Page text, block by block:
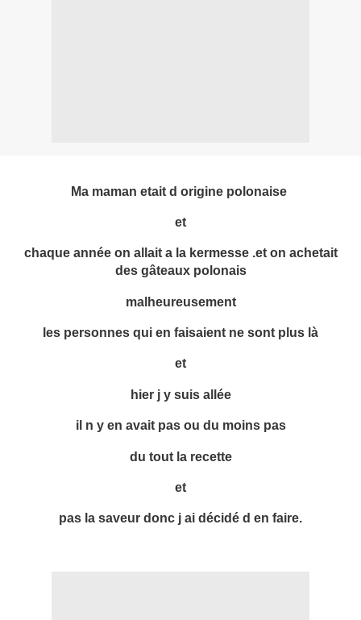
Ma maman etait d origine polonaise
et
chaque année on allait a la kermesse .et on achetait
des gâteaux polonais
malheureusement
les personnes qui en faisaient ne sont plus là
et
hier j y suis allée
il n y en avait pas ou du moins pas
du tout la recette
et
pas la saveur donc j ai décidé d en faire.